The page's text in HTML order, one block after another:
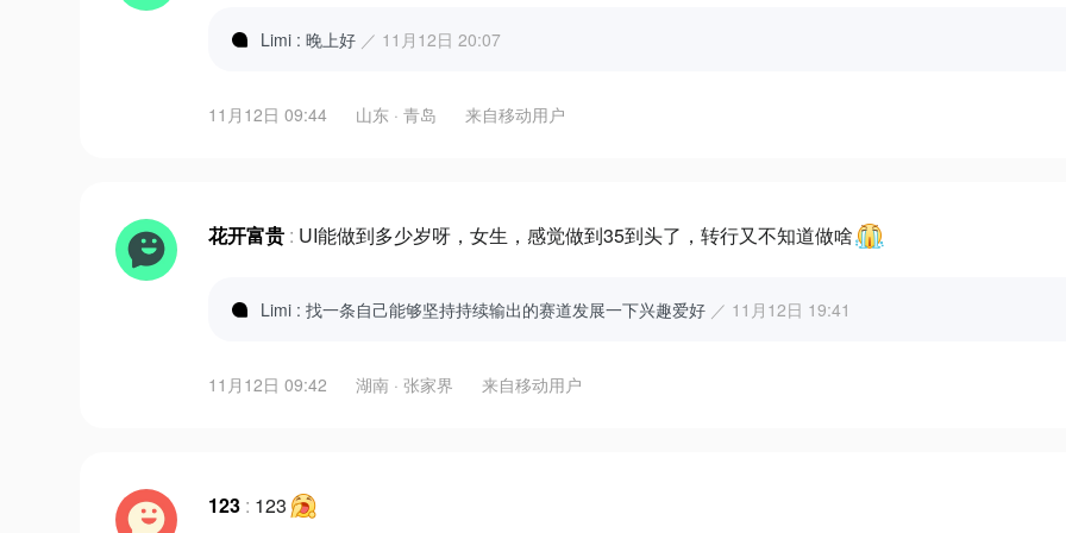
Limi : 晚上好 ／ 11月12日 20:07
11月12日 09:44 山东 · 青岛 来自移动用户
花开富贵 : UI能做到多少岁呀，女生，感觉做到35到头了，转行又不知道做啥
Limi : 找一条自己能够坚持持续输出的赛道发展一下兴趣爱好 ／ 11月12日 19:41
11月12日 09:42 湖南 · 张家界 来自移动用户
123 : 123